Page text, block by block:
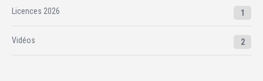
Licences 2026 1
Vidéos 2